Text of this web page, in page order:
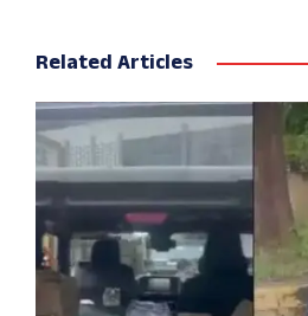
Related Articles